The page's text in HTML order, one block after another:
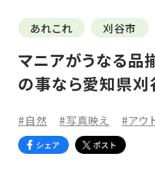
あれこれ 刈谷市
マニアがうなる品
の事なら愛知県刈
#自然 #写真映え #アウ